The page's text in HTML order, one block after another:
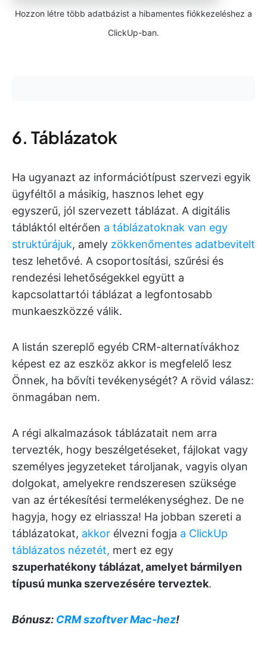
Hozzon létre több adatbázist a hibamentes fiókkezeléshez a
ClickUp-ban.
6. Táblázatok
Ha ugyanazt az információtípust szervezi egyik
ügyféltől a másikig, hasznos lehet egy
egyszerű, jól szervezett táblázat. A digitális
tábláktól eltérően a táblázatoknak van egy
struktúrájuk, amely zökkenőmentes adatbevitelt
tesz lehetővé. A csoportosítási, szűrési és
rendezési lehetőségekkel együtt a
kapcsolattartói táblázat a legfontosabb
munkaeszközzé válik.
A listán szereplő egyéb CRM-alternatívákhoz
képest ez az eszköz akkor is megfelelő lesz
Önnek, ha bővíti tevékenységét? A rövid válasz:
önmagában nem.
A régi alkalmazások táblázatait nem arra
tervezték, hogy beszélgetéseket, fájlokat vagy
személyes jegyzeteket tároljanak, vagyis olyan
dolgokat, amelyekre rendszeresen szüksége
van az értékesítési termelékenységhez. De ne
hagyja, hogy ez elriassza! Ha jobban szereti a
táblázatokat, akkor élvezni fogja a ClickUp
táblázatos nézetét, mert ez egy
szuperhatékony táblázat, amelyet bármilyen
típusú munka szervezésére terveztek.
Bónusz: CRM szoftver Mac-hez!